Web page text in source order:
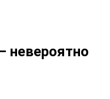
невероятно